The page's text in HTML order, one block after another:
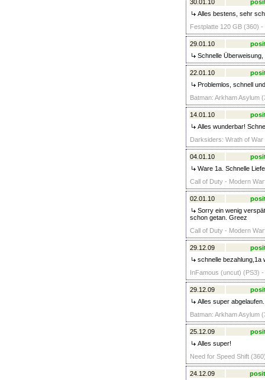
30.01.10
Alles bestens, sehr
Festplatte 120 GB (360) -
29.01.10
Schnelle
22.01.10
Problemlos, schnell
Batman: Arkham Asylum
14.01.10
Alles wunderbar!
Darksiders: Wrath of
04.01.10
Ware 1a. Schnelle
Call of Duty - Modern
02.01.10
Sorry ein wenig
schon getan. Greez
Call of Duty - Modern
29.12.09
schnelle bezahlung,1a
InFamous (uncut) (PS3) -
29.12.09
Alles super
Batman: Arkham Asylum
25.12.09
Alles super!
Need for Speed Shift
24.12.09